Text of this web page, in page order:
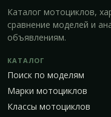
Каталог мотоциклов,
сравнение моделей и
объявлениям.
КАТАЛОГ
Поиск по моделям
Марки мотоциклов
Классы мотоциклов